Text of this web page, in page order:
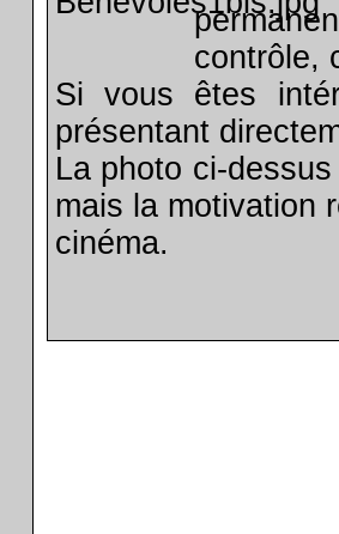
contrôle,
Si vous êtes
présentant
La photo ci-
mais la motivation
cinéma.